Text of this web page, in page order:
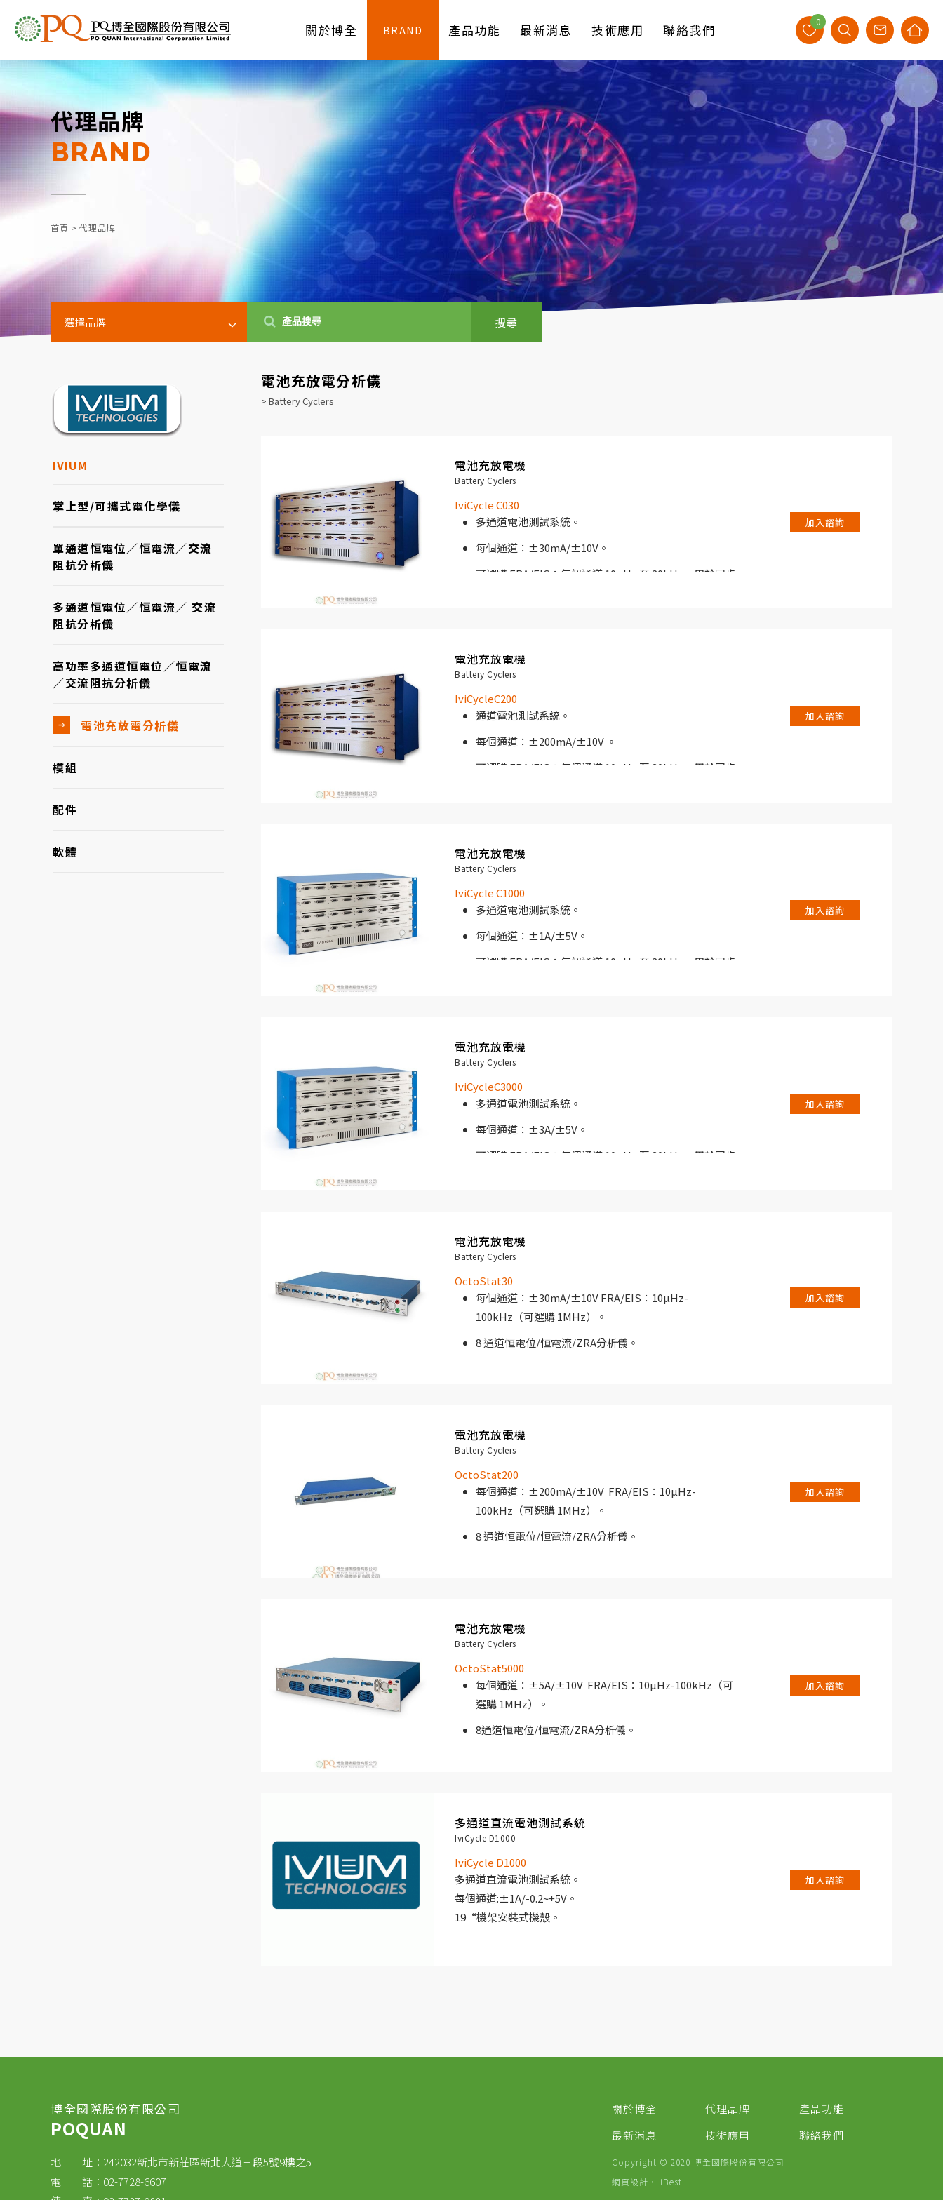
關於博全 BRAND 產品功能 最新消息 技術應用 聯絡我們 0
代理品牌
BRAND
首頁 > 代理品牌
選擇品牌 搜尋
IVIUM
掌上型/可攜式電化學儀
單通道恒電位／恒電流／交流
阻抗分析儀
多通道恒電位／恒電流／ 交流
阻抗分析儀
高功率多通道恒電位／恒電流
／交流阻抗分析儀
電池充放電分析儀
模組
配件
軟體
電池充放電分析儀
> Battery Cyclers
電池充放電機
Battery Cyclers
IviCycle C030
多通道電池測試系統。
每個通道：±30mA/±10V。
可選購 FRA/EIS：每個通道 10µHz 至 20kHz，用於同步
IviCycle C030 專為高通道數電池測試需求而設計，亦是您在
大批量測試解決方案和廣泛的數據存儲能力。
加入諮詢
電池充放電機
Battery Cyclers
IviCycleC200
通道電池測試系統。
每個通道：±200mA/±10V 。
可選購 FRA/EIS：每個通道 10µHz 至 20kHz，用於同步
電池測試上的最佳合作夥伴。 IviCycle 提供低單通道成本、
加入諮詢
電池充放電機
Battery Cyclers
IviCycle C1000
多通道電池測試系統。
每個通道：±1A/±5V。
可選購 FRA/EIS：每個通道 10µHz 至 20kHz，用於同步
電池測試上的最佳合作夥伴。 IviCycle 提供低單通道成本、
加入諮詢
電池充放電機
Battery Cyclers
IviCycleC3000
多通道電池測試系統。
每個通道：±3A/±5V。
可選購 FRA/EIS：每個通道 10µHz 至 20kHz，用於同步
IviCycle C3000專為高通道數電池測試需求而設計，亦是您在
大批量測試解決方案和廣泛的數據存儲能力。
加入諮詢
電池充放電機
Battery Cyclers
OctoStat30
每個通道：±30mA/±10V FRA/EIS：10µHz-
100kHz（可選購 1MHz）。
8 通道恒電位/恒電流/ZRA分析儀。
該儀器專為多電池長時間並行測量的應用而設計，例如電池/
燃料電池測試、電極開發、生物技術和腐蝕。
加入諮詢
電池充放電機
Battery Cyclers
OctoStat200
每個通道：±200mA/±10V FRA/EIS：10µHz-
100kHz（可選購 1MHz）。
8 通道恒電位/恒電流/ZRA分析儀。
該儀器專為多電池長時間並行測量的應用而設計，例如電池/
燃料電池測試、電極開發、生物技術和腐蝕。
加入諮詢
電池充放電機
Battery Cyclers
OctoStat5000
每個通道：±5A/±10V FRA/EIS：10µHz-100kHz（可
選購 1MHz）。
8通道恒電位/恒電流/ZRA分析儀。
該儀器專為多電池長時間並行測量的應用而設計，例如電池/
燃料電池測試、電極開發、生物技術和腐蝕。
加入諮詢
多通道直流電池測試系統
IviCycle D1000
IviCycle D1000
多通道直流電池測試系統。
每個通道:±1A/-0.2~+5V。
19“機架安裝式機殼。
加入諮詢
博全國際股份有限公司
POQUAN
地 址：242032新北市新莊區新北大道三段5號9樓之5
電 話：02-7728-6607
關於博全 代理品牌
產品功能
最新消息
技術應用 聯絡我們
Copyright © 2020 博全國際股份有限公司
網頁設計 ‧ iBest